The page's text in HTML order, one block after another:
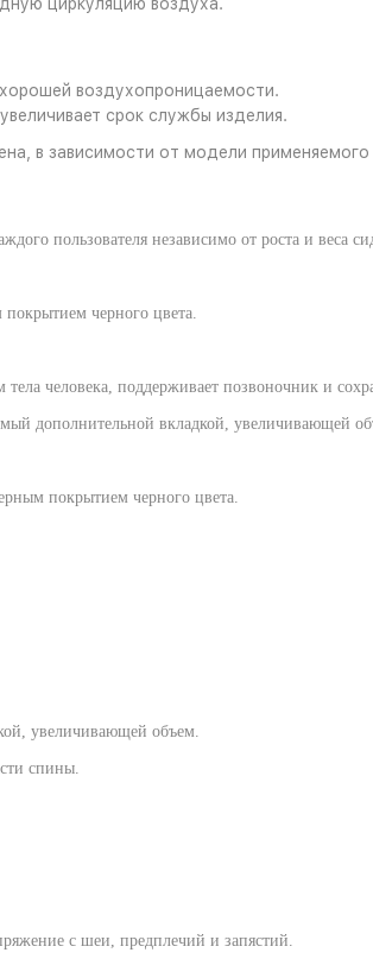
воздухопроницаемости.
срок службы изделия.
в зависимости от модели применяемого
пользователя независимо от роста и веса
черного цвета.
человека, поддерживает позвоночник и
дополнительной вкладкой, увеличивающей
покрытием черного цвета.
увеличивающей объем.
спины.
с шеи, предплечий и запястий.